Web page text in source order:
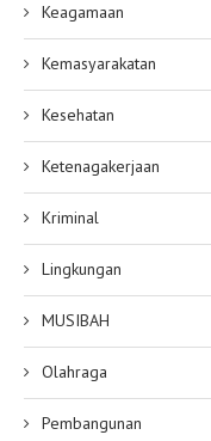
Keagamaan
Kemasyarakatan
Kesehatan
Ketenagakerjaan
Kriminal
Lingkungan
MUSIBAH
Olahraga
Pembangunan